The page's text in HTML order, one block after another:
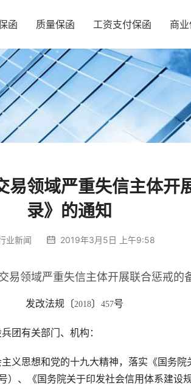
函 质量保函 工资支付保函 商
易领域严重失信主体开
录》的通知
业新闻 2019年3月5日 上午9:58
易领域严重失信主体开展联合惩戒的
发改法规〔2018〕 457号
有关部门、机构：
义思想和党的十九大精神，落实《国务
）、《国务院关于印发社会信用体系建设